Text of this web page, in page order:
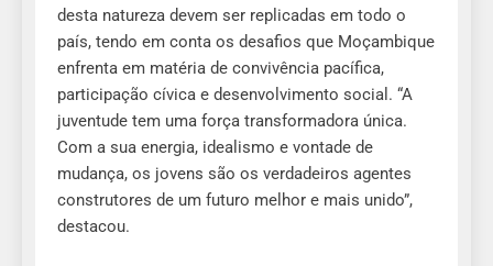
desta natureza devem ser replicadas em todo o
país, tendo em conta os desafios que Moçambique
enfrenta em matéria de convivência pacífica,
participação cívica e desenvolvimento social. “A
juventude tem uma força transformadora única.
Com a sua energia, idealismo e vontade de
mudança, os jovens são os verdadeiros agentes
construtores de um futuro melhor e mais unido”,
destacou.